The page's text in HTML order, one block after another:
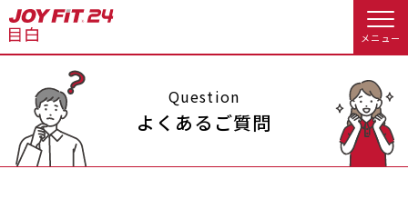
メニュー
店舗トップ
Question
よくあるご質問